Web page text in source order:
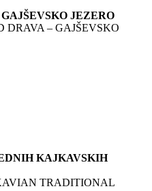
JEZERO
DRAVA – GAJŠEVSKO
KAJKAVSKIH
TRADITIONAL